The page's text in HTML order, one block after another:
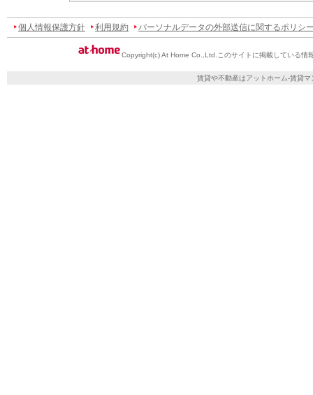
個人情報保護方針 利用規約 パーソナルデータの外部送信に関するポリシ
Copyright(c) At Home Co.,Ltd. このサイトに掲載している情
賃貸や不動産はアットホーム-賃貸